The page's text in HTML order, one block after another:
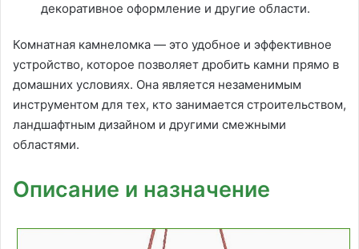
декоративное оформление и другие области.
Комнатная камнеломка — это удобное и эффективное
устройство, которое позволяет дробить камни прямо в
домашних условиях. Она является незаменимым
инструментом для тех, кто занимается строительством,
ландшафтным дизайном и другими смежными
областями.
Описание и назначение